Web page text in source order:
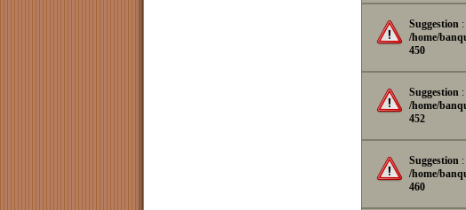
Suggestion
/home/
450
Suggestion
/home/
452
Suggestion
/home/
460